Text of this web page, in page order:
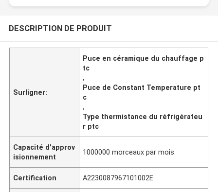
DESCRIPTION DE PRODUIT
Surligner:
Puce en céramique du chauffage p
tc
,
Puce de Constant Temperature pt
c
,
Type thermistance du réfrigérateu
r ptc
Capacité d'approv
isionnement
1000000 morceaux par mois
Certification A2230087967101002E